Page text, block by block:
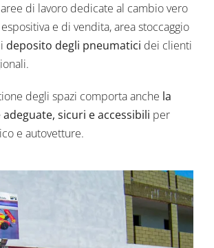
di lavoro dedicate al cambio vero
e di vendita, area stoccaggio
deposito degli pneumatici dei clienti
degli spazi comporta anche la
sicuri e accessibili per
e autovetture.